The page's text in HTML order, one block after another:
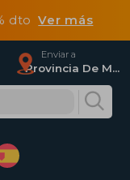
dtoVer más
Enviar a
Provincia De Madrid